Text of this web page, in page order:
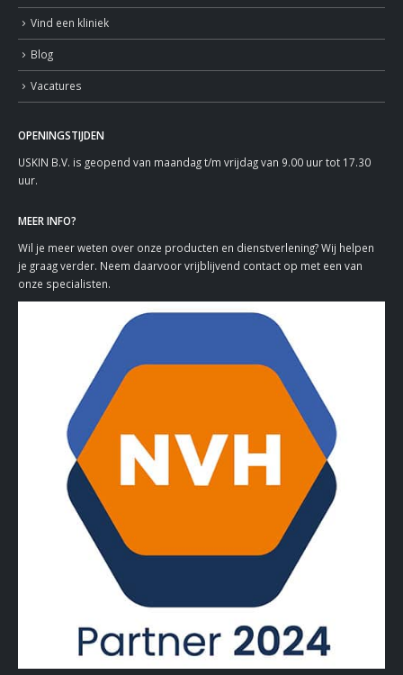
Vind een kliniek
Blog
Vacatures
OPENINGSTIJDEN
USKIN B.V. is geopend van maandag t/m vrijdag van 9.00 uur tot 17.30
uur.
MEER INFO?
Wil je meer weten over onze producten en dienstverlening? Wij helpen
je graag verder. Neem daarvoor vrijblijvend contact op met een van
onze specialisten.